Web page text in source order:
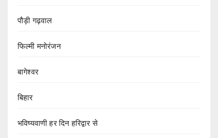
पौड़ी गढ़वाल
फिल्मी मनोरंजन
बागेश्वर
बिहार
भविष्यवाणी हर दिन हरिद्वार से